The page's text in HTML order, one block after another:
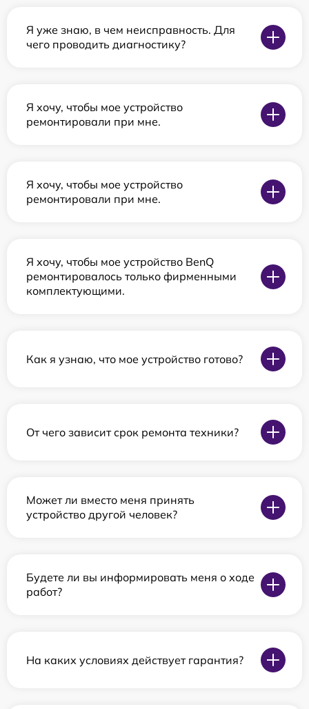
Я уже знаю, в чем неисправность. Для
чего проводить диагностику?
Я хочу, чтобы мое устройство
ремонтировали при мне.
Я хочу, чтобы мое устройство
ремонтировали при мне.
Я хочу, чтобы мое устройство BenQ
ремонтировалось только фирменными
комплектующими.
Как я узнаю, что мое устройство готово?
От чего зависит срок ремонта техники?
Может ли вместо меня принять
устройство другой человек?
Будете ли вы информировать меня о ходе
работ?
На каких условиях действует гарантия?